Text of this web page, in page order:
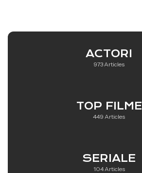
ACTORI
973 Articles
TOP FILME
449 Articles
SERIALE
104 Articles